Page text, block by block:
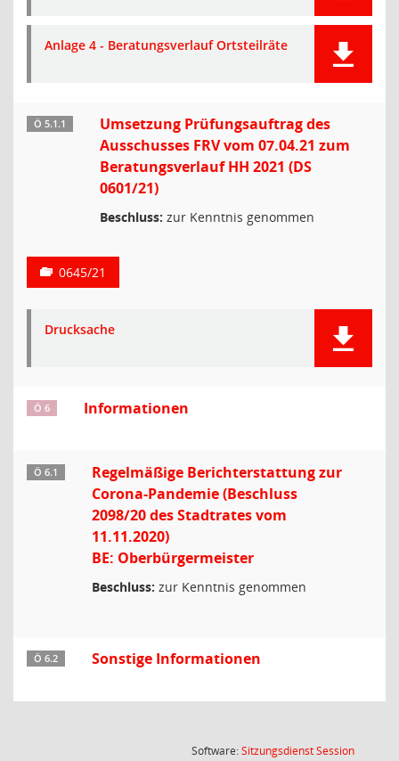
Anlage 4 - Beratungsverlauf Ortsteilräte
Ö 5.1.1
Umsetzung Prüfungsauftrag des
Ausschusses FRV vom 07.04.21 zum
Beratungsverlauf HH 2021 (DS
0601/21)
Beschluss: zur Kenntnis genommen
0645/21
Drucksache
Ö 6 Informationen
Ö 6.1
Regelmäßige Berichterstattung zur
Corona-Pandemie (Beschluss
2098/20 des Stadtrates vom
11.11.2020)
BE: Oberbürgermeister
Beschluss: zur Kenntnis genommen
Ö 6.2 Sonstige Informationen
Software:SitzungsdienstSession(Wird in